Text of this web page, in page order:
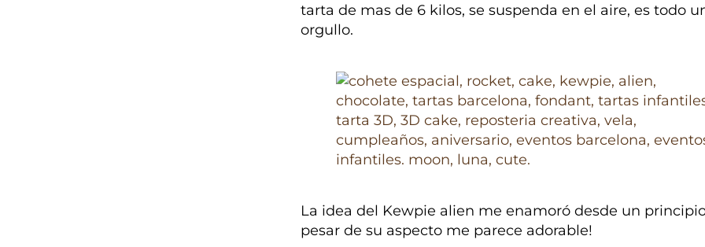
tarta de mas de 6 kilos, se suspenda en el aire, es todo
orgullo.
La idea del Kewpie alien me enamoró desde un
pesar de su aspecto me parece adorable!